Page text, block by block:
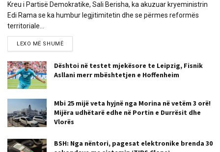
Kreu i Partisë Demokratike, Sali Berisha, ka akuzuar kryeministrin
Edi Rama se ka humbur legjitimitetin dhe se përmes reformës
territoriale...
LEXO MË SHUMË
Dështoi në testet mjekësore te Leipzig, Fisnik
Asllani merr mbështetjen e Hoffenheim
Mbi 25 mijë veta hyjnë nga Morina në vetëm 3 orë!
Mijëra udhëtarë edhe në Portin e Durrësit dhe
Vlorës
BSH: Nga nëntori, pagesat elektronike brenda 30